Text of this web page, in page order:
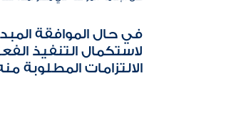
في حال الموافقة
لاستكمال التنفيذ
الالتزامات المطلوبة